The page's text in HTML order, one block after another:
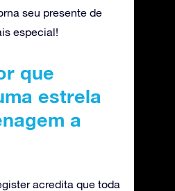
seu presente de
especial!
que
estrela
a
acredita que toda